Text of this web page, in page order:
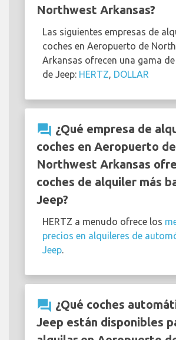
Northwest Arkansas?
Las siguientes empresas de
coches en Aeropuerto de
Arkansas ofrecen una gama
de Jeep: HERTZ, DOLLAR
question_answer ¿Qué empresa de
coches en Aeropuerto de
Northwest Arkansas
coches de alquiler más
Jeep?
HERTZ a menudo ofrece los
precios en alquileres de
Jeep.
question_answer ¿Qué coches
Jeep están disponibles